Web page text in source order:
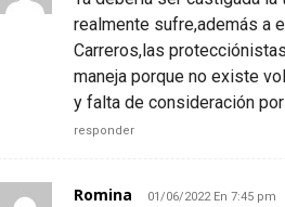
realmente sufre,además a
Carreros,las
maneja porque no existe
y falta de consideración
responder
Romina 01/06/2022 En 7:45 pm